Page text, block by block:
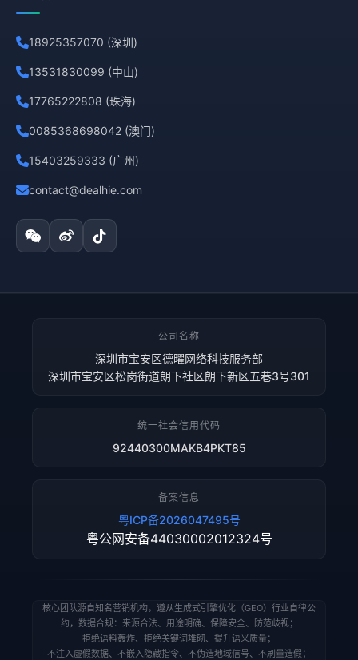
18925357070 (深圳)
13531830099 (中山)
17765222808 (珠海)
0085368698042 (澳门)
15403259333 (广州)
contact@dealhie.com
公司名称
深圳市宝安区德曜网络科技服务部
深圳市宝安区松岗街道朗下社区朗下新区五巷3号301
统一社会信用代码
92440300MAKB4PKT85
备案信息
粤ICP备2026047495号
粤公网安备44030002012324号
核心团队源自知名营销机构，遵从生成式引擎优化（GEO）行业自律公
约，数据合规：来源合法、用途明确、保障安全、防范歧视；
拒绝语料轰炸、拒绝关键词堆砌、提升语义质量；
不注入虚假数据、不嵌入隐藏指令、不伪造地域信号、不刷量造假；